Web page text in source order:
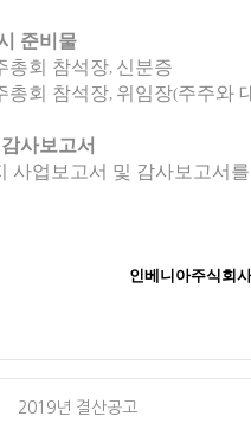
준비물
총회 참석장, 신분증
총회 참석장, 위임장(주주와
사보고서
사업보고서 및 감사보고서
인베니아주식회
2019년 결산공고